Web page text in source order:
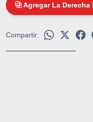
Agregar La Derecha
Compartir: